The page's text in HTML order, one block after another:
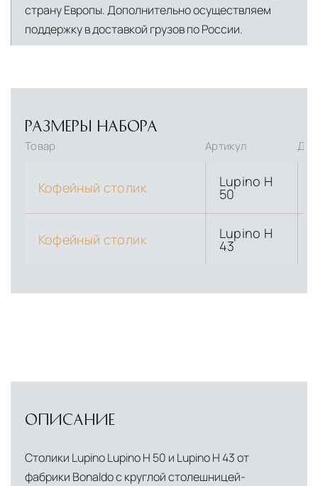
страну Европы. Дополнительно осуществляем
поддержку в доставкой грузов по России.
РАЗМЕРЫ НАБОРА
Товар Артикул
Кофейный столик Lupino H
50
Кофейный столик Lupino H
43
ОПИСАНИЕ
Столики Lupino Lupino H 50 и Lupino H 43 от
фабрики Bonaldo с круглой столешницей-